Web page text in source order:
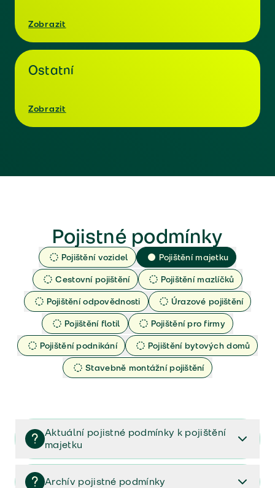
Zobrazit
Ostatní
Zobrazit
Pojistné podmínky
Pojištění vozidel
Pojištění majetku
Cestovní pojištění
Pojištění mazlíčků
Pojištění odpovědnosti
Úrazové pojištění
Pojištění flotil
Pojištění pro firmy
Pojištění podnikání
Pojištění bytových domů
Stavebně montážní pojištění
Aktuální pojistné podmínky k pojištění
majetku
Dokumenty k vašemu pojištění majetku (PPM-
10/2025)
Archív pojistné podmínky